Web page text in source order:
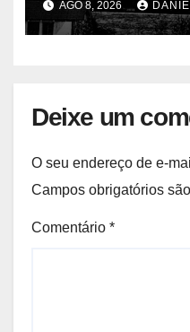
AGO 8, 2026
Deixe um
O seu endereço de e-
Campos obrigatórios
Comentário *